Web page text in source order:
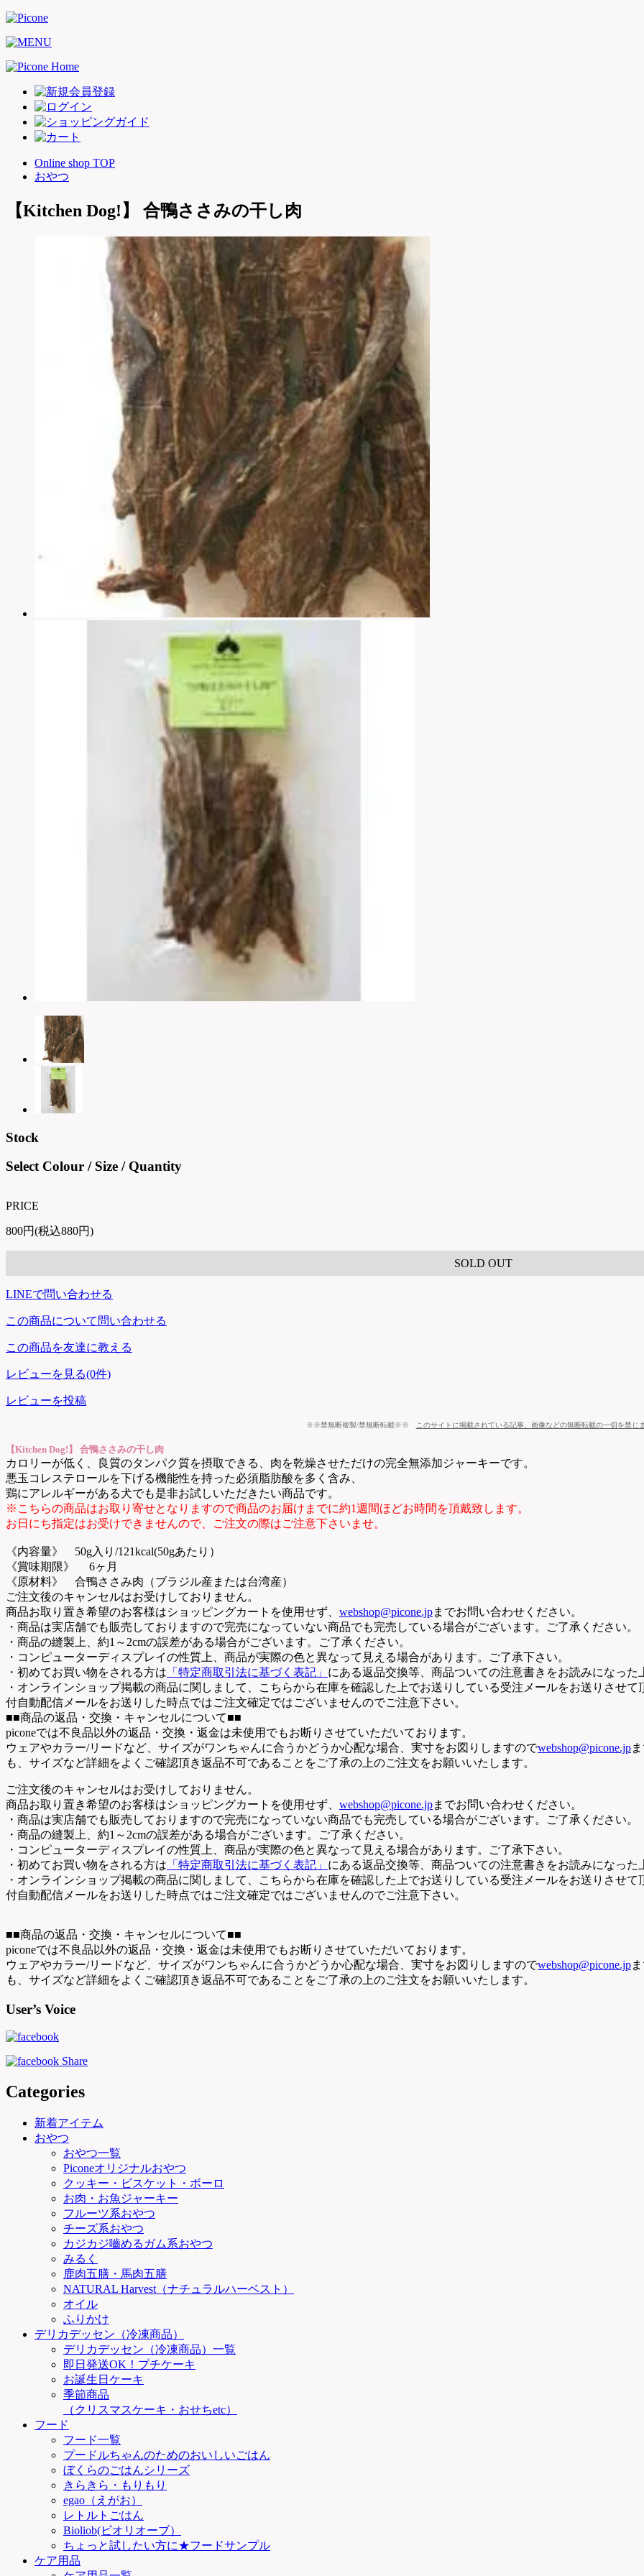
Online shop TOP
おやつ
【Kitchen Dog!】 合鴨ささみの干し肉
Stock
Select Colour / Size / Quantity
PRICE
800円(税込880円)
SOLD OUT
LINEで問い合わせる
この商品について問い合わせる
この商品を友達に教える
レビューを見る(0件)
レビューを投稿
※※禁無断複製/禁無断転載※※ このサイトに掲載されている記事、画像などの無断転載の一切を禁じ
【Kitchen Dog!】 合鴨ささみの干し肉
カロリーが低く、良質のタンパク質を摂取できる、肉を乾燥させただけの完全無添加ジャーキーです。
悪玉コレステロールを下げる機能性を持った必須脂肪酸を多く含み、
鶏にアレルギーがある犬でも是非お試しいただきたい商品です。
※こちらの商品はお取り寄せとなりますので商品のお届けまでに約1週間ほどお時間を頂戴致します。
お日にち指定はお受けできませんので、ご注文の際はご注意下さいませ。
《内容量》 50g入り/121kcal(50gあたり）
《賞味期限》 6ヶ月
《原材料》 合鴨ささみ肉（ブラジル産または台湾産）
ご注文後のキャンセルはお受けしておりません。
商品お取り置き希望のお客様はショッピングカートを使用せず、 webshop@picone.jpまでお問い合わせください。
・商品は実店舗でも販売しておりますので完売になっていない商品でも完売している場合がございます。ご了承ください。
・商品の縫製上、約1～2cmの誤差がある場合がございます。ご了承ください。
・コンピューターディスプレイの性質上、商品が実際の色と異なって見える場合があります。ご了承下さい。
・初めてお買い物をされる方は 「特定商取引法に基づく表記」 にある返品交換等、商品ついての注意書きをお読みになっ
・オンラインショップ掲載の商品に関しまして、こちらから在庫を確認した上でお送りしている受注メールをお送りさせ
付自動配信メールをお送りした時点ではご注文確定ではございませんのでご注意下さい。
■■商品の返品・交換・キャンセルについて■■
piconeでは不良品以外の返品・交換・返金は未使用でもお断りさせていただいております。
ウェアやカラー/リードなど、サイズがワンちゃんに合うかどうか心配な場合、実寸をお図りしますのでwebshop@picone.jp
も、サイズなど詳細をよくご確認頂き返品不可であることをご了承の上のご注文をお願いいたします。
ご注文後のキャンセルはお受けしておりません。
商品お取り置き希望のお客様はショッピングカートを使用せず、 webshop@picone.jpまでお問い合わせください。
・商品は実店舗でも販売しておりますので完売になっていない商品でも完売している場合がございます。ご了承ください。
・商品の縫製上、約1～2cmの誤差がある場合がございます。ご了承ください。
・コンピューターディスプレイの性質上、商品が実際の色と異なって見える場合があります。ご了承下さい。
・初めてお買い物をされる方は 「特定商取引法に基づく表記」 にある返品交換等、商品ついての注意書きをお読みになっ
・オンラインショップ掲載の商品に関しまして、こちらから在庫を確認した上でお送りしている受注メールをお送りさせ
付自動配信メールをお送りした時点ではご注文確定ではございませんのでご注意下さい。
■■商品の返品・交換・キャンセルについて■■
piconeでは不良品以外の返品・交換・返金は未使用でもお断りさせていただいております。
ウェアやカラー/リードなど、サイズがワンちゃんに合うかどうか心配な場合、実寸をお図りしますのでwebshop@picone.jp
も、サイズなど詳細をよくご確認頂き返品不可であることをご了承の上のご注文をお願いいたします。
User’s Voice
Categories
新着アイテム
おやつ
おやつ一覧
Piconeオリジナルおやつ
クッキー・ビスケット・ボーロ
お肉・お魚ジャーキー
フルーツ系おやつ
チーズ系おやつ
カジカジ嚙めるガム系おやつ
みるく
鹿肉五膳・馬肉五膳
NATURAL Harvest（ナチュラルハーベスト）
オイル
ふりかけ
デリカデッセン（冷凍商品）
デリカデッセン（冷凍商品）一覧
即日発送OK！プチケーキ
お誕生日ケーキ
季節商品
（クリスマスケーキ・おせちetc）
フード
フード一覧
プードルちゃんのためのおいしいごはん
ぼくらのごはんシリーズ
きらきら・もりもり
egao（えがお）
レトルトごはん
Bioliob(ビオリオーブ）
ちょっと試したい方に★フードサンプル
ケア用品